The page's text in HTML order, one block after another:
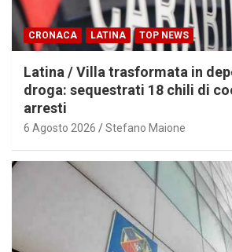
CRONACA LATINA TOP NEWS
Latina / Villa trasformata in
droga: sequestrati 18 chili di
arresti
6 Agosto 2026 Stefano Maione